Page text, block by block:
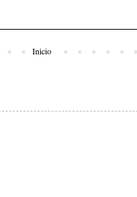
Inicio